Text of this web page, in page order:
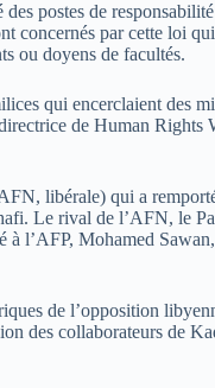
postes de
concernés par cette loi
ou doyens de facultés.
qui encerclaient des
de Human
libérale) qui a
Le rival de l’AFN, le
l’AFP, Mohamed
de l’opposition
des collaborateurs de